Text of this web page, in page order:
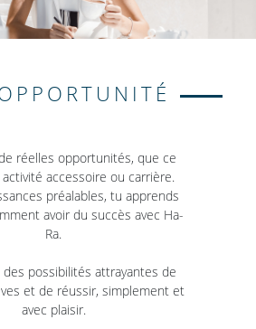
réelles opportunités, que ce
accessoire ou carrière.
préalables, tu apprends
avoir du succès avec Ha-
Ra.
des possibilités attrayantes de
et de réussir, simplement et
avec plaisir.